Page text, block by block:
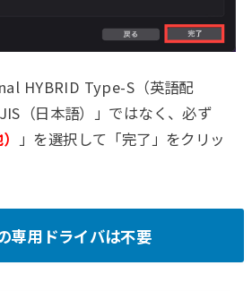
HYBRID Type-S（英語配
（日本語）」ではなく、必ず
」を選択して「完了」をクリッ
専用ドライバは不要